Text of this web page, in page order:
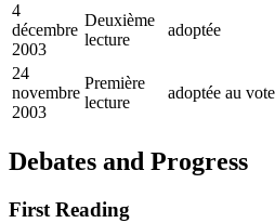
4
décembre
2003
Deuxième
lecture
adoptée
24
novembre
2003
Première
lecture
adoptée au vote
Debates and Progress
First Reading